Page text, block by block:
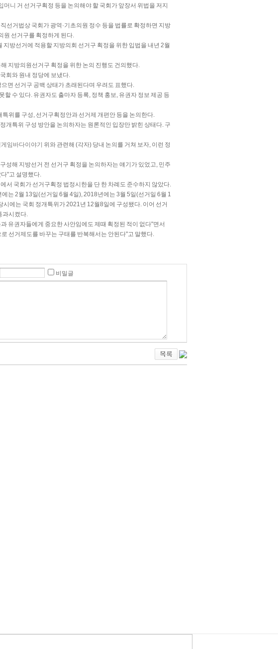
머니 거 선거구획정 등을 논의해야 할 국회가 앞장서 위법을 저지
선거법상 국회가 광역·기초의원 정수 등을 법률로 확정하면 지방
원 선거구를 획정하게 된다.
지방선거에 적용할 지방의회 선거구 획정을 위한 입법을 내년 2월
지방의원선거구 획정을 위한 논의 진행도 건의했다.
회와 원내 정당에 보냈다.
면 선거구 공백 상태가 초래된다며 우려도 표했다.
수 있다. 유권자도 출마자 등록, 정책 홍보, 유권자 정보 제공 등
특위를 구성, 선거구획정안과 선거제 개편안 등을 논의한다.
개특위 구성 방안을 논의하자는 원론적인 입장만 밝힌 상태다. 구
게임바다이야기 위와 관련해 (각자) 당내 논의를 거쳐 보자, 이런 정
성해 지방선거 전 선거구 획정을 논의하자는 얘기가 있었고, 민주
"고 설명했다.
서 국회가 선거구획정 법정시한을 단 한 차례도 준수하지 않았다.
는 2월 13일(선거일 6월 4일), 2018년에는 3월 5일(선거일 6월 1
에는 국회 정개특위가 2021년 12월8일에 구성됐다. 이어 선거
과시켰다.
유권자들에게 중요한 사안임에도 제때 획정된 적이 없다"면서
선거제도를 바꾸는 구태를 반복해서는 안된다"고 말했다.
비밀글